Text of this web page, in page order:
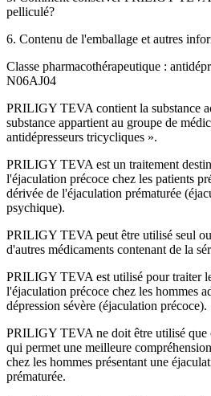
pelliculé?
6. Contenu de l'emballage et autres
Classe pharmacothérapeutique :
N06AJ04
PRILIGY TEVA contient la substance
substance appartient au groupe de
antidépresseurs tricycliques ».
PRILIGY TEVA est un traitement
l'éjaculation précoce chez les patients
dérivée de l'éjaculation prématurée
psychique).
PRILIGY TEVA peut être utilisé seul
d'autres médicaments contenant de la
PRILIGY TEVA est utilisé pour traiter
l'éjaculation précoce chez les hommes
dépression sévère (éjaculation précoce).
PRILIGY TEVA ne doit être utilisé que
qui permet une meilleure
chez les hommes présentant une
prématurée.